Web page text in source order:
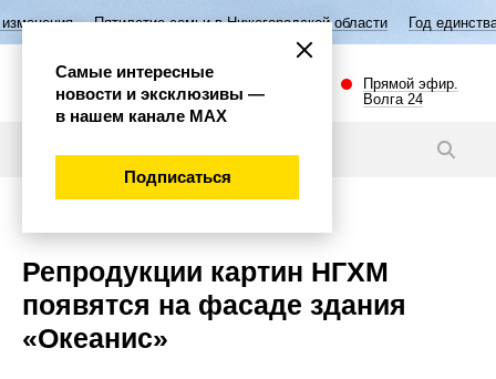
семьи в Нижегородской области Год единства народов России
Прямой эфир.
Волга 24
Репродукции картин НГХМ
появятся на фасаде здания
«Океанис»
Самые интересные
новости и эксклюзивы —
в нашем канале МАХ
Подписаться